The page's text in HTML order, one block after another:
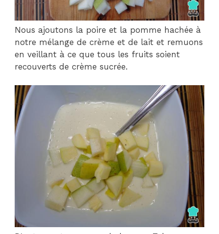
Nous ajoutons la poire et la pomme hachée à
notre mélange de crème et de lait et remuons
en veillant à ce que tous les fruits soient
recouverts de crème sucrée.